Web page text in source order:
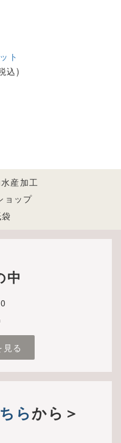
ト
込)
産加工
ョップ
中
る
らから＞